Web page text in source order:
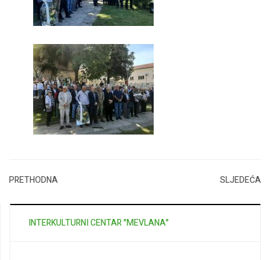
PRETHODNA SLJEDEĆA
INTERKULTURNI CENTAR "MEVLANA"